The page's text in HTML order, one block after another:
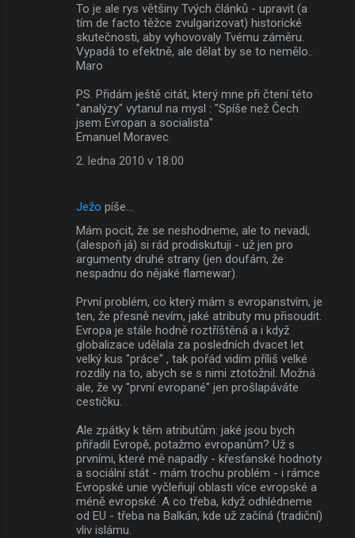
To je ale rys většiny Tvých článků - upravit (a
tím de facto těžce zvulgarizovat) historické
skutečnosti, aby vyhovovaly Tvému záměru.
Vypadá to efektně, ale dělat by se to nemělo..
Maro
PS. Přidám ještě citát, který mne při čtení této
"analýzy" vytanul na mysl : "Spíše než Čech
jsem Evropan a socialista"
Emanuel Moravec
2. ledna 2010 v 18:00
Ježo píše…
Mám pocit, že se neshodneme, ale to nevadí,
(alespoň já) si rád prodiskutuji - už jen pro
argumenty druhé strany (jen doufám, že
nespadnu do nějaké flamewar).
První problém, co který mám s evropanstvím, je
ten, že přesně nevím, jaké atributy mu přisoudit.
Evropa je stále hodně roztříštěná a i když
globalizace udělala za posledních dvacet let
velký kus "práce" , tak pořád vidím příliš velké
rozdíly na to, abych se s nimi ztotožnil. Možná
ale, že vy "první evropané" jen prošlapáváte
cestičku.
Ale zpátky k těm atributům: jaké jsou bych
přiřadil Evropě, potažmo evropanům? Už s
prvními, které mě napadly - křesťanské hodnoty
a sociální stát - mám trochu problém - i rámce
Evropské unie vyčleňují oblasti více evropské a
méně evropské. A co třeba, když odhlédneme
od EU - třeba na Balkán, kde už začíná (tradiční)
vliv islámu.